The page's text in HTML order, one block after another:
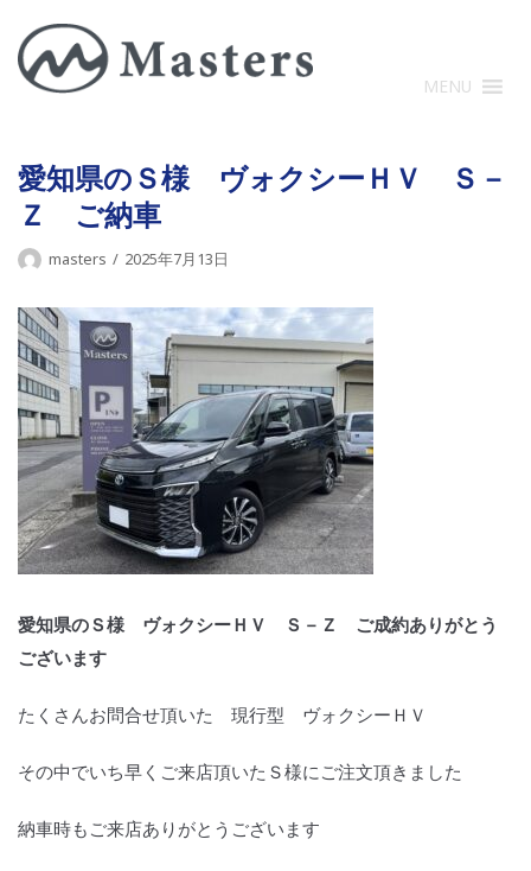
コ
ン
テ
に
ス
キ
ッ
MENU
愛知県のＳ様 ヴォクシーＨＶ Ｓ－
Ｚ ご納車
masters 2025年7月13日
愛知県のＳ様 ヴォクシーＨＶ Ｓ－Ｚ ご成約ありがとう
ございます
たくさんお問合せ頂いた 現行型 ヴォクシーＨＶ
その中でいち早くご来店頂いたＳ様にご注文頂きました
納車時もご来店ありがとうございます